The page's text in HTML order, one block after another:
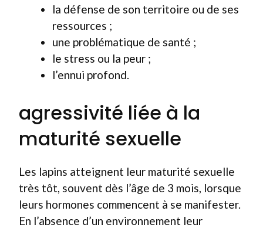
la défense de son territoire ou de ses
ressources ;
une problématique de santé ;
le stress ou la peur ;
l’ennui profond.
agressivité liée à la
maturité sexuelle
Les lapins atteignent leur maturité sexuelle
très tôt, souvent dès l’âge de 3 mois, lorsque
leurs hormones commencent à se manifester.
En l’absence d’un environnement leur